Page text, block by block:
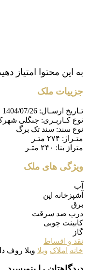
به این محتوا امتیاز
جزییات ملک
تـاریخ ارسـال: 1404/07/26
نوع کـاربـری: جنگلی
نوع سند: سند تک برگ
متـراژ: ۲۷۴ متـر
متراژ بنا: ۲۴۰ متـر
ویژگی های ملک
آب
آشپزخانه اپن
برق
درب ضد سرقت
کابینت چوبی
گاز
نقد و اقساط
خانه املاک ویلا ویلا روف دار